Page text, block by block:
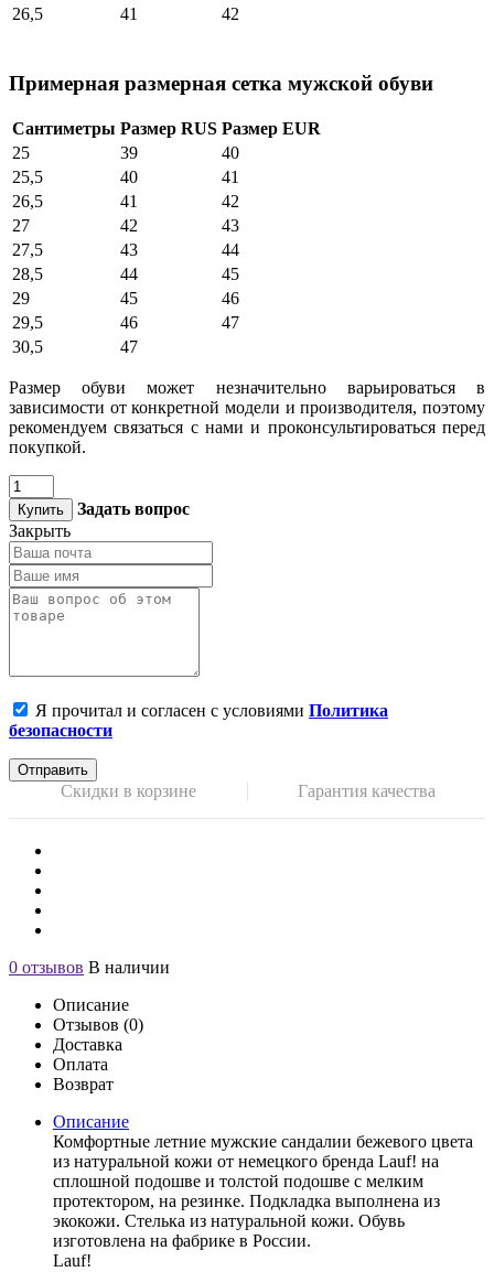
26,5
41 42
Примерная размерная сетка мужской обуви
Сантиметры Размер RUS Размер EUR
25
39
40
25,5
40
41
26,5
41
42
27
42
43
27,5
43
44
28,5
44
45
29
45
46
29,5
46
47
30,5
47
Размер обуви может незначительно варьироваться в
зависимости от конкретной модели и производителя, поэтому
рекомендуем связаться с нами и проконсультироваться перед
покупкой.
Купить
Задать вопрос
Закрыть
Я прочитал и согласен с условиями Политика
безопасности
Отправить
Скидки в корзине Гарантия качества
0 отзывов В наличии
Описание
Отзывов (0)
Доставка
Оплата
Возврат
Описание
Комфортные летние мужские сандалии бежевого цвета
из натуральной кожи от немецкого бренда Lauf! на
сплошной подошве и толстой подошве с мелким
протектором, на резинке. Подкладка выполнена из
экокожи. Стелька из натуральной кожи. Обувь
изготовлена на фабрике в России.
Lauf!